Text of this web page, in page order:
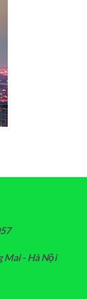
Mai - Hà Nội